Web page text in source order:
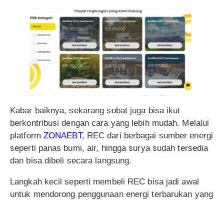
Kabar baiknya, sekarang sobat juga bisa ikut
berkontribusi dengan cara yang lebih mudah. Melalui
platform ZONAEBT, REC dari berbagai sumber energi
seperti panas bumi, air, hingga surya sudah tersedia
dan bisa dibeli secara langsung.
Langkah kecil seperti membeli REC bisa jadi awal
untuk mendorong penggunaan energi terbarukan yang